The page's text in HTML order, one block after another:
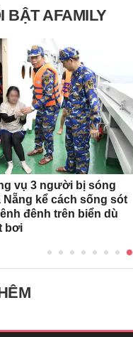
BẬT AFAMILY
vụ 3 người bị sóng
kể cách sống sót
đênh trên biển dù
bơi